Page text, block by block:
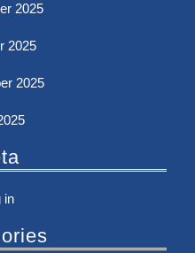
2025
2025
2025
in